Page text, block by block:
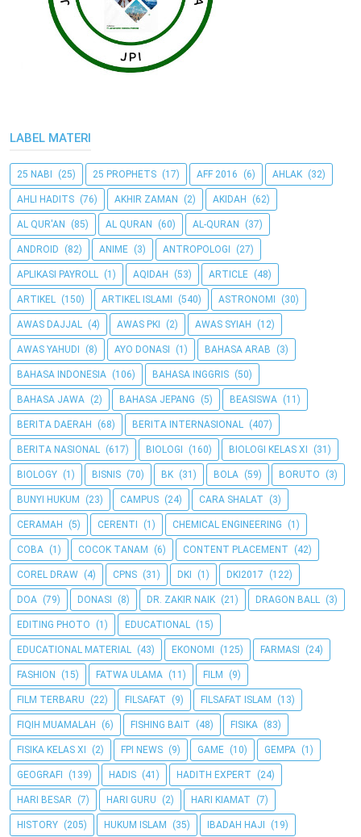
LABEL MATERI
25 NABI (25) 25 PROPHETS (17) AFF 2016 (6) AHLAK (32)
AHLI HADITS (76) AKHIR ZAMAN (2) AKIDAH (62)
AL QUR'AN (85) AL QURAN (60) AL-QURAN (37)
ANDROID (82) ANIME (3) ANTROPOLOGI (27)
APLIKASI PAYROLL (1) AQIDAH (53) ARTICLE (48)
ARTIKEL (150) ARTIKEL ISLAMI (540) ASTRONOMI (30)
AWAS DAJJAL (4) AWAS PKI (2) AWAS SYIAH (12)
AWAS YAHUDI (8) AYO DONASI (1) BAHASA ARAB (3)
BAHASA INDONESIA (106) BAHASA INGGRIS (50)
BAHASA JAWA (2) BAHASA JEPANG (5) BEASISWA (11)
BERITA DAERAH (68) BERITA INTERNASIONAL (407)
BERITA NASIONAL (617) BIOLOGI (160) BIOLOGI KELAS XI (31)
BIOLOGY (1) BISNIS (70) BK (31) BOLA (59) BORUTO (3)
BUNYI HUKUM (23) CAMPUS (24) CARA SHALAT (3)
CERAMAH (5) CERENTI (1) CHEMICAL ENGINEERING (1)
COBA (1) COCOK TANAM (6) CONTENT PLACEMENT (42)
COREL DRAW (4) CPNS (31) DKI (1) DKI2017 (122)
DOA (79) DONASI (8) DR. ZAKIR NAIK (21) DRAGON BALL (3)
EDITING PHOTO (1) EDUCATIONAL (15)
EDUCATIONAL MATERIAL (43) EKONOMI (125) FARMASI (24)
FASHION (15) FATWA ULAMA (11) FILM (9)
FILM TERBARU (22) FILSAFAT (9) FILSAFAT ISLAM (13)
FIQIH MUAMALAH (6) FISHING BAIT (48) FISIKA (83)
FISIKA KELAS XI (2) FPI NEWS (9) GAME (10) GEMPA (1)
GEOGRAFI (139) HADIS (41) HADITH EXPERT (24)
HARI BESAR (7) HARI GURU (2) HARI KIAMAT (7)
HISTORY (205) HUKUM ISLAM (35) IBADAH HAJI (19)